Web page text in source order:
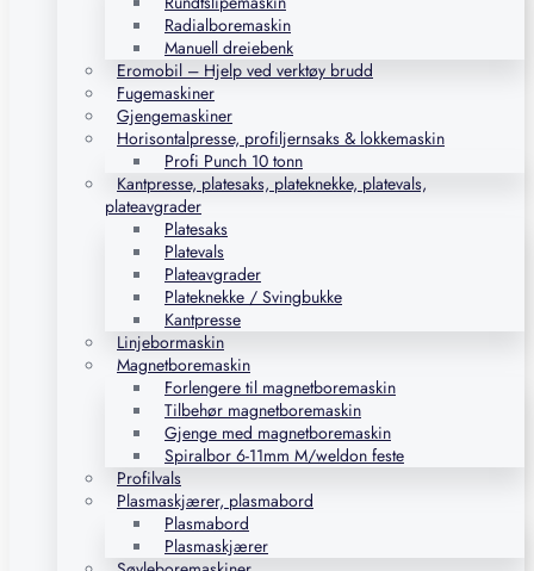
Radialboremaskin
Manuell dreiebenk
Eromobil – Hjelp ved verktøy brudd
Fugemaskiner
Gjengemaskiner
Horisontalpresse, profiljernsaks & lokkemaskin
Profi Punch 10 tonn
Kantpresse, platesaks, plateknekke, platevals,
plateavgrader
Platesaks
Platevals
Plateavgrader
Plateknekke / Svingbukke
Kantpresse
Linjebormaskin
Magnetboremaskin
Forlengere til magnetboremaskin
Tilbehør magnetboremaskin
Gjenge med magnetboremaskin
Spiralbor 6-11mm M/weldon feste
Profilvals
Plasmaskjærer, plasmabord
Plasmabord
Plasmaskjærer